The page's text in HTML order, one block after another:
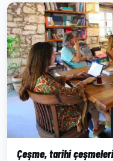
Çeşme, tarihi